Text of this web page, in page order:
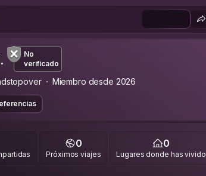
No
verificado
Miembro desde 2026
0
Próximos viajes
0
Lugares donde has vivido